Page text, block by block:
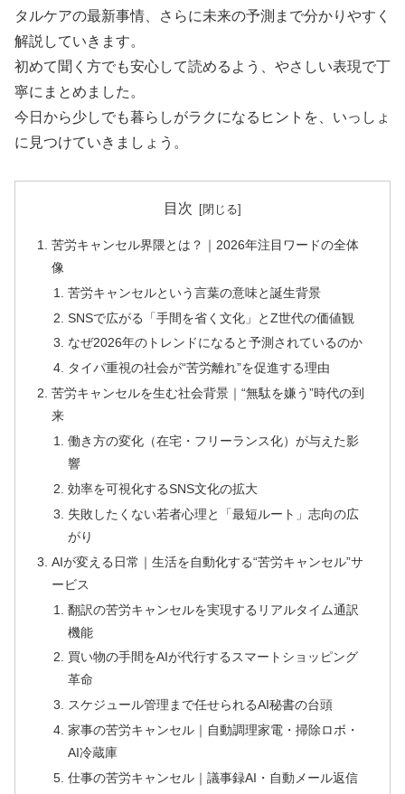
タルケアの最新事情、さらに未来の予測まで分かりやすく
解説していきます。
初めて聞く方でも安心して読めるよう、やさしい表現で丁
寧にまとめました。
今日から少しでも暮らしがラクになるヒントを、いっしょ
に見つけていきましょう。
目次
苦労キャンセル界隈とは？｜2026年注目ワードの全体
像
苦労キャンセルという言葉の意味と誕生背景
SNSで広がる「手間を省く文化」とZ世代の価値観
なぜ2026年のトレンドになると予測されているのか
タイパ重視の社会が“苦労離れ”を促進する理由
苦労キャンセルを生む社会背景｜“無駄を嫌う”時代の到
来
働き方の変化（在宅・フリーランス化）が与えた影
響
効率を可視化するSNS文化の拡大
失敗したくない若者心理と「最短ルート」志向の広
がり
AIが変える日常｜生活を自動化する“苦労キャンセル”サ
ービス
翻訳の苦労キャンセルを実現するリアルタイム通訳
機能
買い物の手間をAIが代行するスマートショッピング
革命
スケジュール管理まで任せられるAI秘書の台頭
家事の苦労キャンセル｜自動調理家電・掃除ロボ・
AI冷蔵庫
仕事の苦労キャンセル｜議事録AI・自動メール返信